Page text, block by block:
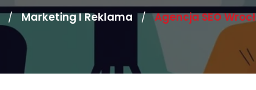
/ Marketing I Reklama / Agencja SEO